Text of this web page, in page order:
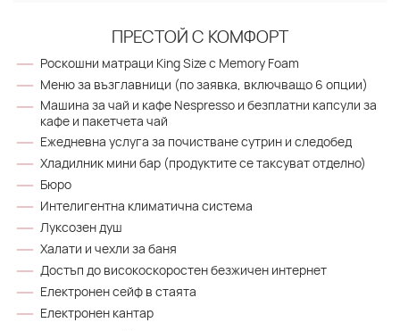
ПРЕСТОЙ С КОМФОРТ
Роскошни матраци King Size с Memory Foam
Меню за възглавници (по заявка, включващо 6 опции)
Машина за чай и кафе Nespresso и безплатни капсули за
кафе и пакетчета чай
Ежедневна услуга за почистване сутрин и следобед
Хладилник мини бар (продуктите се таксуват отделно)
Бюро
Интелигентна климатична система
Луксозен душ
Халати и чехли за баня
Достъп до високоскоростен безжичен интернет
Електронен сейф в стаята
Електронен кантар